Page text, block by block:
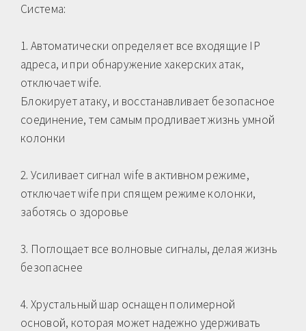
Система:
1. Автоматически определяет все входящие IP
адреса, и при обнаружение хакерских атак,
отключает wife.
Блокирует атаку, и восстанавливает безопасное
соединение, тем самым продливает жизнь умной
колонки
2. Усиливает сигнал wife в активном режиме,
отключает wife при спящем режиме колонки,
заботясь о здоровье
3. Поглощает все волновые сигналы, делая жизнь
безопаснее
4. Хрустальный шар оснащен полимерной
основой, которая может надежно удерживать